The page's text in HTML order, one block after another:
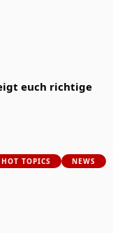
euch richtige
HOT TOPICS NEWS